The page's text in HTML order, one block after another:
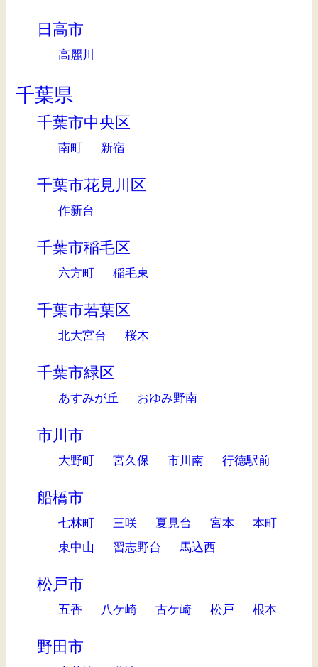
日高市
高麗川
千葉県
千葉市中央区
南町 新宿
千葉市花見川区
作新台
千葉市稲毛区
六方町 稲毛東
千葉市若葉区
北大宮台 桜木
千葉市緑区
あすみが丘 おゆみ野南
市川市
大野町 宮久保 市川南 行徳駅前
船橋市
七林町 三咲 夏見台 宮本
本町
東中山
習志野台 馬込西
松戸市
五香 八ケ崎 古ケ崎 松戸 根本
野田市